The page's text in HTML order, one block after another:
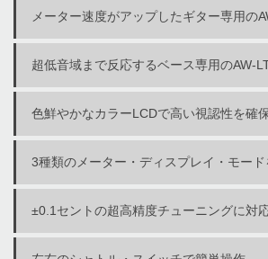
メーター速度がアップしたギター専用の
超低音域まで反応するベース専用のAW-
色鮮やかなカラーLCDで高い視認性を確保
3種類のメーター・ディスプレイ・モード
±0.1セントの超高精度チューニングに対応